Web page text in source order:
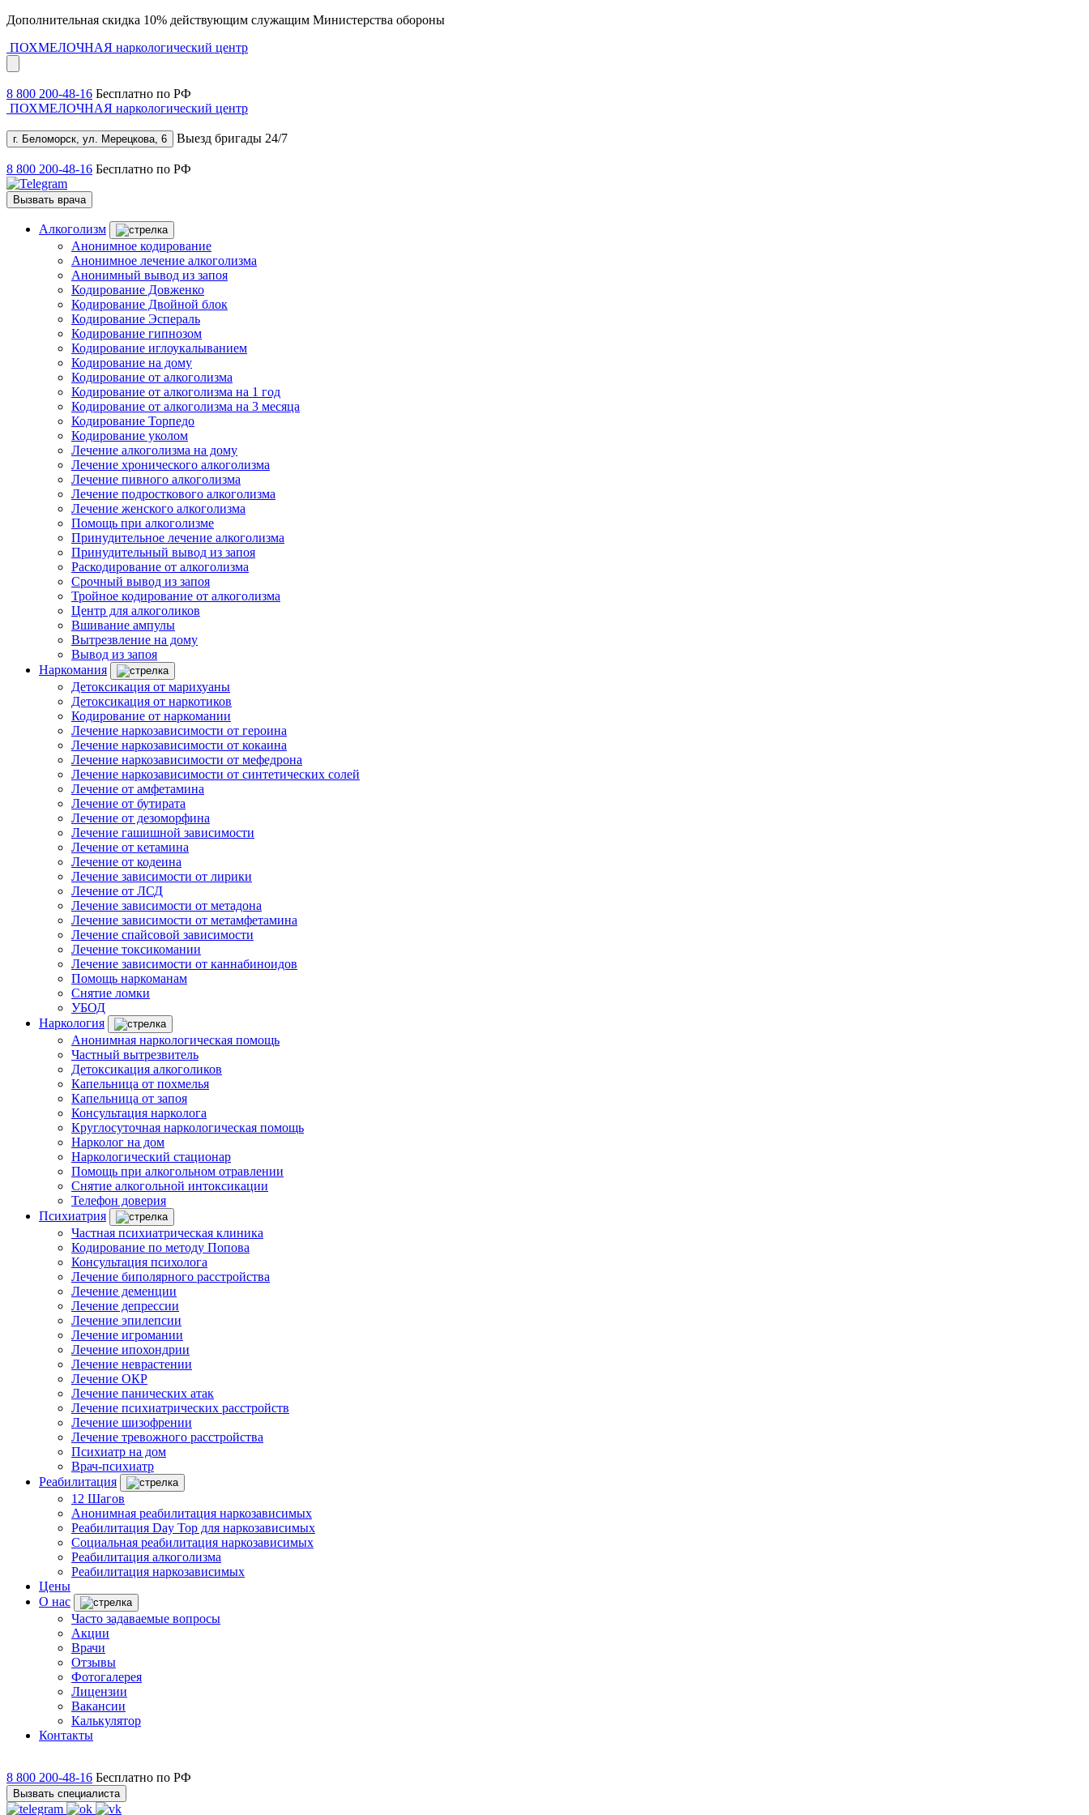
Дополнительная скидка 10% действующим служащим Министерства обороны
ПОХМЕЛОЧНАЯ наркологический центр
8 800 200-48-16 Бесплатно по РФ
ПОХМЕЛОЧНАЯ наркологический центр
г. Беломорск, ул. Мерецкова, 6 Выезд бригады 24/7
8 800 200-48-16 Бесплатно по РФ
Вызвать врача
Алкоголизм
Анонимное кодирование
Анонимное лечение алкоголизма
Анонимный вывод из запоя
Кодирование Довженко
Кодирование Двойной блок
Кодирование Эспераль
Кодирование гипнозом
Кодирование иглоукалыванием
Кодирование на дому
Кодирование от алкоголизма
Кодирование от алкоголизма на 1 год
Кодирование от алкоголизма на 3 месяца
Кодирование Торпедо
Кодирование уколом
Лечение алкоголизма на дому
Лечение хронического алкоголизма
Лечение пивного алкоголизма
Лечение подросткового алкоголизма
Лечение женского алкоголизма
Помощь при алкоголизме
Принудительное лечение алкоголизма
Принудительный вывод из запоя
Раскодирование от алкоголизма
Срочный вывод из запоя
Тройное кодирование от алкоголизма
Центр для алкоголиков
Вшивание ампулы
Вытрезвление на дому
Вывод из запоя
Наркомания
Детоксикация от марихуаны
Детоксикация от наркотиков
Кодирование от наркомании
Лечение наркозависимости от героина
Лечение наркозависимости от кокаина
Лечение наркозависимости от мефедрона
Лечение наркозависимости от синтетических солей
Лечение от амфетамина
Лечение от бутирата
Лечение от дезоморфина
Лечение гашишной зависимости
Лечение от кетамина
Лечение от кодеина
Лечение зависимости от лирики
Лечение от ЛСД
Лечение зависимости от метадона
Лечение зависимости от метамфетамина
Лечение спайсовой зависимости
Лечение токсикомании
Лечение зависимости от каннабиноидов
Помощь наркоманам
Снятие ломки
УБОД
Наркология
Анонимная наркологическая помощь
Частный вытрезвитель
Детоксикация алкоголиков
Капельница от похмелья
Капельница от запоя
Консультация нарколога
Круглосуточная наркологическая помощь
Нарколог на дом
Наркологический стационар
Помощь при алкогольном отравлении
Снятие алкогольной интоксикации
Телефон доверия
Психиатрия
Частная психиатрическая клиника
Кодирование по методу Попова
Консультация психолога
Лечение биполярного расстройства
Лечение деменции
Лечение депрессии
Лечение эпилепсии
Лечение игромании
Лечение ипохондрии
Лечение неврастении
Лечение ОКР
Лечение панических атак
Лечение психиатрических расстройств
Лечение шизофрении
Лечение тревожного расстройства
Психиатр на дом
Врач-психиатр
Реабилитация
12 Шагов
Анонимная реабилитация наркозависимых
Реабилитация Day Top для наркозависимых
Социальная реабилитация наркозависимых
Реабилитация алкоголизма
Реабилитация наркозависимых
Цены
О нас
Часто задаваемые вопросы
Акции
Врачи
Отзывы
Фотогалерея
Лицензии
Вакансии
Калькулятор
Контакты
8 800 200-48-16 Бесплатно по РФ
Вызвать специалиста